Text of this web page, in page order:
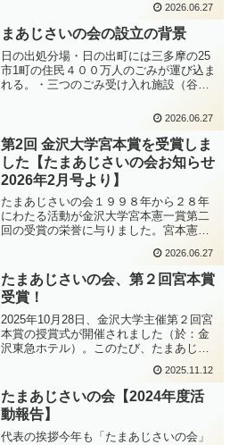
容や結果及び成果の公開･公表。●第１次
活動（1998年4月～２００２年6月）最終
処分場から...
2026.06.27
まあじさいの会の設立の背景
日の出処分場・日の出町には三多摩の25
市1町の住民４００万人のごみが運び込ま
れる。・三つのごみ受け入れ施設（谷戸
化施設）は青梅市との境の山地にある。
日の出処分場周辺の環境汚染・１９９８
年当時ごみ処分場周辺...
2026.06.27
第2回 金沢大学宮本賞を受賞しま
した【たまあじさいの会お知らせ
2026年2月号より】
たまあじさいの会１９９８年から２８年
にわたる活動が金沢大学宮本憲一賞第二
回の受賞の栄誉に与りました。宮本憲一
学・公共政策学を専門とされ、日本の公
害研究・環境経済学のパイオニアであ
り、戦後日本の環境政策を理論...
2026.06.27
たまあじさいの会、第２回宮本賞
受賞！
2025年10月28日、金沢大学主催第２回宮
本賞の授賞式が開催されました（於：金
沢東急ホテル）。このたび、たまあじさ
宮本賞は、環境経済学の第一人者である
宮本憲一金沢大学名誉博士（大阪公立大
学名誉教授）の寄...
2025.11.12
たまあじさいの会【2024年度活
動報告】
代表の挨拶今年も「たまあじさいの会」